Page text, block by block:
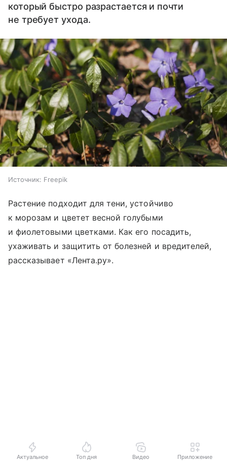
который быстро разрастается и почти
не требует ухода.
Источник: Freepik
Растение подходит для тени, устойчиво
к морозам и цветет весной голубыми
и фиолетовыми цветками. Как его посадить,
ухаживать и защитить от болезней и вредителей,
рассказывает «Лента.ру».
Актуальное Топ дня Видео Приложение